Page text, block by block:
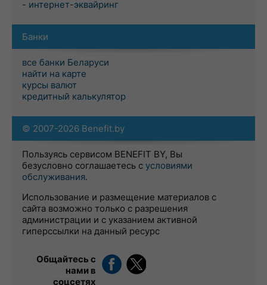
- интернет-эквайринг
Банки
все банки Беларуси
найти на карте
курсы валют
кредитный калькулятор
© 2007-2026 Benefit.by
Пользуясь сервисом BENEFIT BY, Вы
безусловно соглашаетесь с условиями
обслуживания.
Использование и размещение материалов с
сайта возможно только с разрешения
администрации и с указанием активной
гиперссылки на данный ресурс
Общайтесь с
нами в
соцсетях